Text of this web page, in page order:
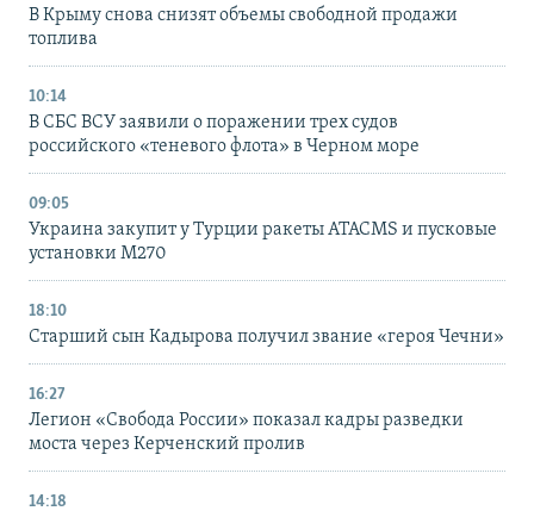
В Крыму снова снизят объемы свободной продажи
топлива
10:14
В СБС ВСУ заявили о поражении трех судов
российского «теневого флота» в Черном море
09:05
Украина закупит у Турции ракеты ATACMS и пусковые
установки M270
18:10
Старший сын Кадырова получил звание «героя Чечни»
16:27
Легион «Свобода России» показал кадры разведки
моста через Керченский пролив
14:18